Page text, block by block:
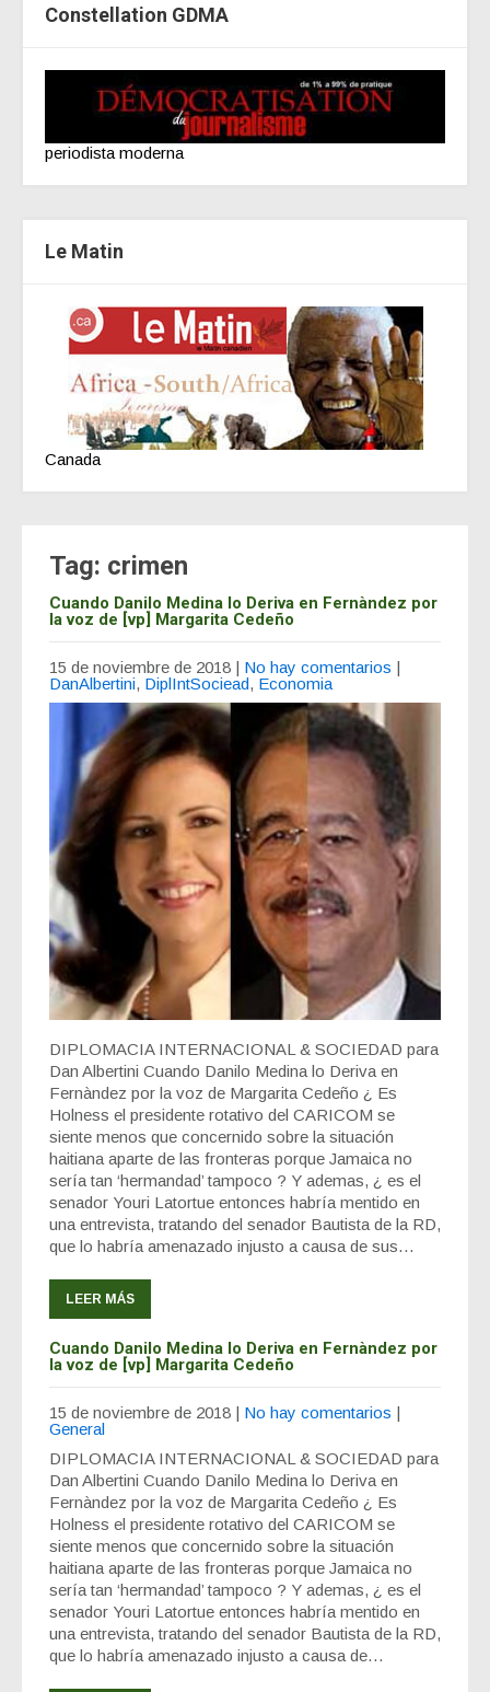
Constellation GDMA
periodista moderna
Le Matin
Canada
Tag: crimen
Cuando Danilo Medina lo Deriva en Fernàndez por
la voz de [vp] Margarita Cedeño
15 de noviembre de 2018 | No hay comentarios |
DanAlbertini, DiplIntSociead, Economia
DIPLOMACIA INTERNACIONAL & SOCIEDAD para
Dan Albertini Cuando Danilo Medina lo Deriva en
Fernàndez por la voz de Margarita Cedeño ¿ Es
Holness el presidente rotativo del CARICOM se
siente menos que concernido sobre la situación
haitiana aparte de las fronteras porque Jamaica no
sería tan ‘hermandad’ tampoco ? Y ademas, ¿ es el
senador Youri Latortue entonces habría mentido en
una entrevista, tratando del senador Bautista de la RD,
que lo habría amenazado injusto a causa de sus…
LEER MÁS
Cuando Danilo Medina lo Deriva en Fernàndez por
la voz de [vp] Margarita Cedeño
15 de noviembre de 2018 | No hay comentarios |
General
DIPLOMACIA INTERNACIONAL & SOCIEDAD para
Dan Albertini Cuando Danilo Medina lo Deriva en
Fernàndez por la voz de Margarita Cedeño ¿ Es
Holness el presidente rotativo del CARICOM se
siente menos que concernido sobre la situación
haitiana aparte de las fronteras porque Jamaica no
sería tan ‘hermandad’ tampoco ? Y ademas, ¿ es el
senador Youri Latortue entonces habría mentido en
una entrevista, tratando del senador Bautista de la RD,
que lo habría amenazado injusto a causa de…